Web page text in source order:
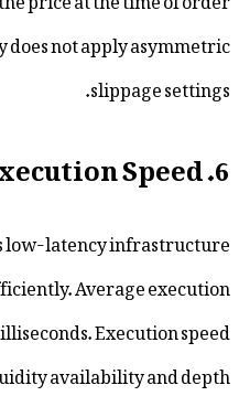
Company does not
maintains low-latency
orders efficiently.
25 milliseconds.
market liquidity